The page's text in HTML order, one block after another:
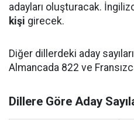
adayları oluşturacak.
kişi girecek.
Diğer dillerdeki aday
Almancada 822 ve
Dillere Göre Aday